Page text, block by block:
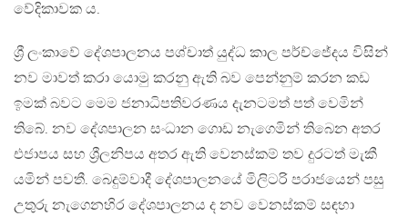
වේදිකාවක ය.
ශ්‍රී ලංකාවේ දේශපාලනය පශ්චාත් යුද්ධ කාල පර්ච්ජේදය විසින්
නව මාවත් කරා යොමු කරනු ඇති බව පෙන්නුම් කරන කඩ
ඉමක් බවට මෙම ජනාධිපතිවරණය දැනටමත් පත් වෙමින්
තිබේ. නව දේශපාලන සංධාන ගොඩ නැගෙමින් තිබෙන අතර
එජාපය සහ ශ්‍රීලනිපය අතර ඇති වෙනස්කම් තව දුරටත් මැකී
යමින් පවතී. බෙදුම්වාදී දේශපාලනයේ මිලිටරි පරාජයෙන් පසු
උතුරු නැගෙනහිර දේශපාලනය ද නව වෙනස්කම් සඳහා